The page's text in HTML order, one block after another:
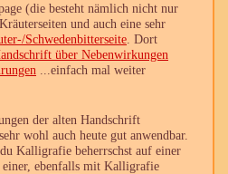
(die besteht nämlich nicht nur
und auch eine sehr
Schwedenbitterseite . Dort
über Nebenwirkungen
...einfach mal weiter
der alten Handschrift
wohl auch heute gut anwendbar.
Kalligrafie beherrschst auf einer
ebenfalls mit Kalligrafie